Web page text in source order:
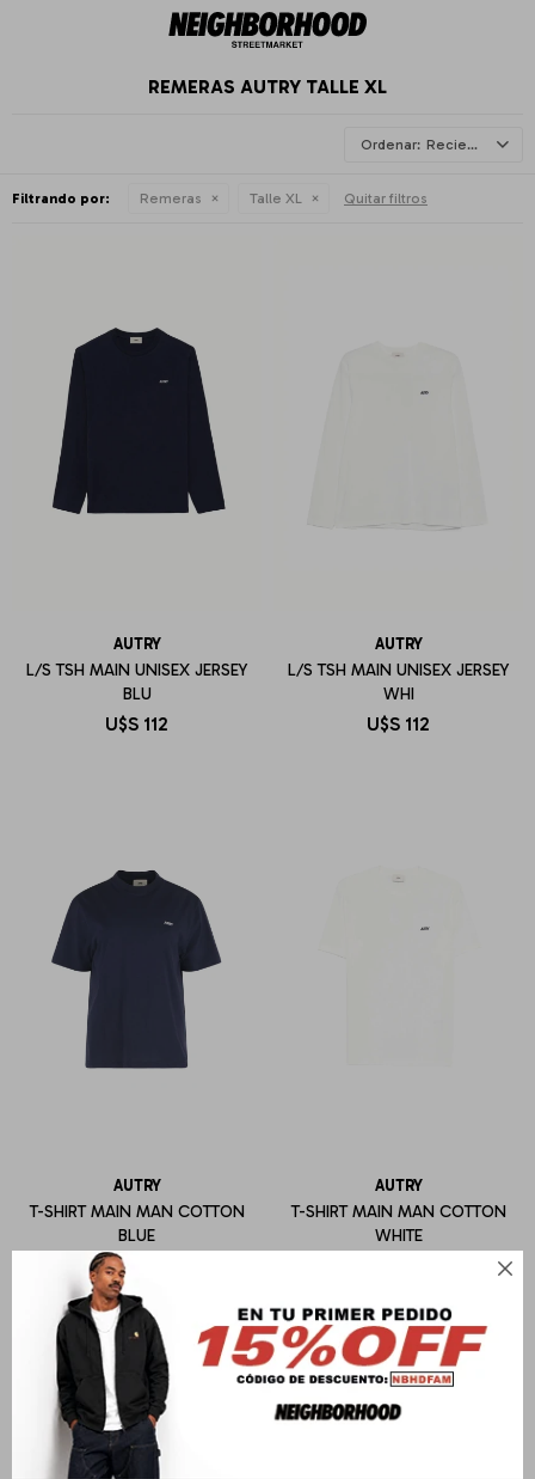

REMERAS AUTRY TALLE XL
Recientes
Filtrando por: Remeras Talle XL Quitar filtros
AUTRY
L/S TSH MAIN UNISEX JERSEY
BLU
U$S 112
AUTRY
L/S TSH MAIN UNISEX JERSEY
WHI
U$S 112
AUTRY
T-SHIRT MAIN MAN COTTON
BLUE
U$S
AUTRY
T-SHIRT MAIN MAN COTTON
WHITE